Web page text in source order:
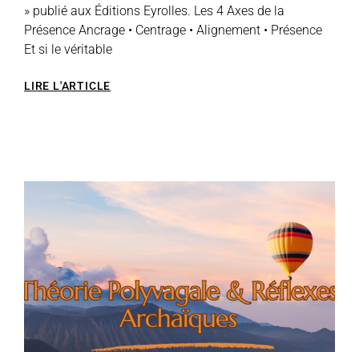
» publié aux Éditions Eyrolles. Les 4 Axes de la
Présence Ancrage • Centrage • Alignement • Présence
Et si le véritable
LIRE L'ARTICLE